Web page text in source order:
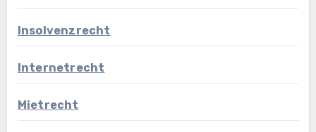
Insolvenzrecht
Internetrecht
Mietrecht